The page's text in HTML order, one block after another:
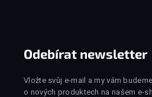
Odebírat newsletter
Vložte svůj e-mail a my vám
o nových produktech na našem e-